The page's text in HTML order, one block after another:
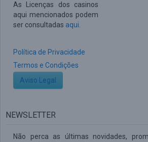
As Licenças dos casinos
aqui mencionados podem
ser consultadas aqui
Política de Privacidade
Termos e Condições
Aviso Legal
NEWSLETTER
Não perca as últimas novidades,